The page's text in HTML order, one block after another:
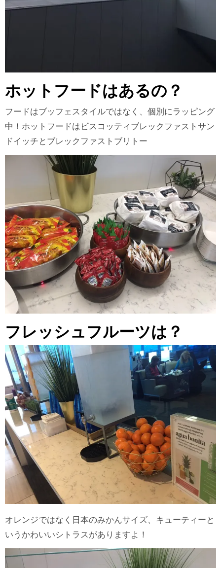
ホットフードはあるの？
フードはブッフェスタイルではなく、個別にラッピング
中！ホットフードはビスコッティブレックファストサン
ドイッチとブレックファストブリトー
フレッシュフルーツは？
オレンジではなく日本のみかんサイズ、キューティーと
いうかわいいシトラスがありますよ！